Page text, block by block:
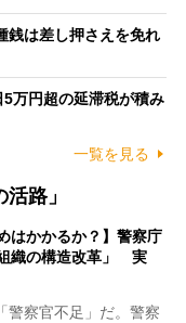
銭は差し押さえを免れ
万円超の延滞税が積み
一覧を見る
路」
はかかるか？】警察庁
織の構造改革」 実
察官不足」だ。警察